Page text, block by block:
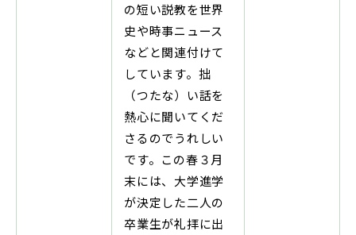
の短い説教を世界
史や時事ニュース
などと関連付けて
しています。拙
（つたな）い話を
熱心に聞いてくだ
さるのでうれしい
です。この春３月
末には、大学進学
が決定した二人の
卒業生が礼拝に出